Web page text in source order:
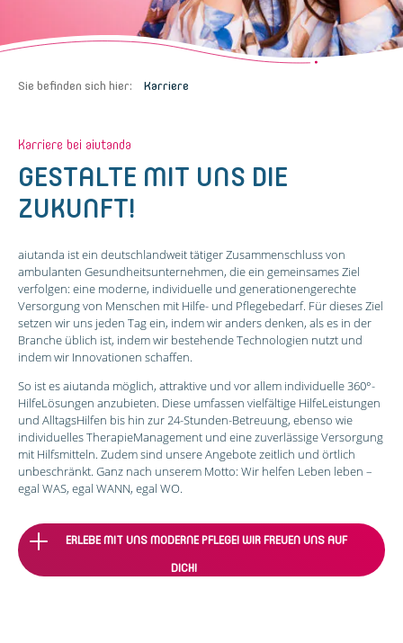
Sie befinden sich hier: Karriere
Karriere bei aiutanda
GESTALTE MIT UNS DIE
ZUKUNFT!
aiutanda ist ein deutschlandweit tätiger Zusammenschluss von
ambulanten Gesundheitsunternehmen, die ein gemeinsames Ziel
verfolgen: eine moderne, individuelle und generationengerechte
Versorgung von Menschen mit Hilfe- und Pflegebedarf. Für dieses Ziel
setzen wir uns jeden Tag ein, indem wir anders denken, als es in der
Branche üblich ist, indem wir bestehende Technologien nutzt und
indem wir Innovationen schaffen.
So ist es aiutanda möglich, attraktive und vor allem individuelle 360°-
HilfeLösungen anzubieten. Diese umfassen vielfältige HilfeLeistungen
und AlltagsHilfen bis hin zur 24-Stunden-Betreuung, ebenso wie
individuelles TherapieManagement und eine zuverlässige Versorgung
mit Hilfsmitteln. Zudem sind unsere Angebote zeitlich und örtlich
unbeschränkt. Ganz nach unserem Motto: Wir helfen Leben leben –
egal WAS, egal WANN, egal WO.
ERLEBE MIT UNS MODERNE PFLEGE! WIR FREUEN UNS AUF
DICH!